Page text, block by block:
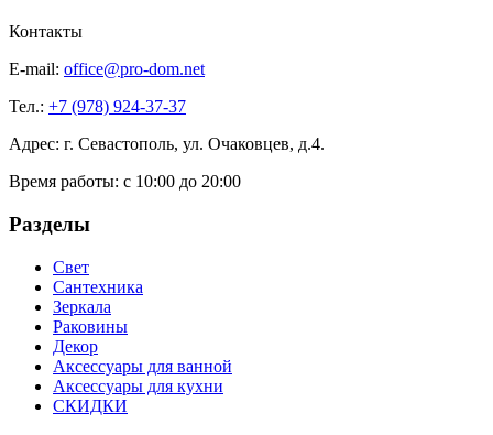
Контакты
E-mail: office@pro-dom.net
Тел.: +7 (978) 924-37-37
Адрес: г. Севастополь, ул. Очаковцев, д.4.
Время работы: с 10:00 до 20:00
Разделы
Свет
Сантехника
Зеркала
Раковины
Декор
Аксессуары для ванной
Аксессуары для кухни
СКИДКИ